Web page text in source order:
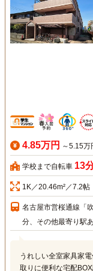
4.85万円 ～5.15万
学校まで自転車 13
1K／20.46m²／7.2帖
名古屋市営桜通線「
分、その他最寄り駅
うれしい全室家具家
取りに便利な宅配